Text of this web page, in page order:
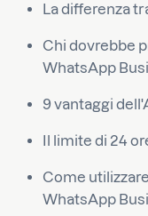
La differenza
Chi dovrebbe
WhatsApp
9 vantaggi
Il limite di 24
Come
WhatsApp